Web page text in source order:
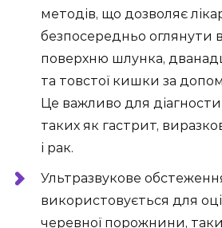
методів, що дозволяє
безпосередньо оглянути
поверхню шлунка,
та товстої кишки за
Це важливо для
таких як гастрит,
і рак.
Ультразвукове
використовується для
черевної порожнини,